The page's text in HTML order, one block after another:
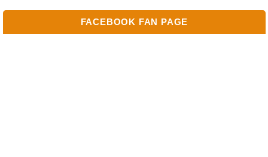
FACEBOOK FAN PAGE